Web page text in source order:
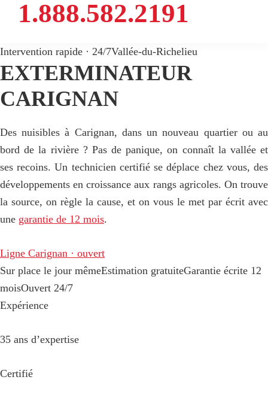
1.888.582.2191
Intervention rapide · 24/7Vallée-du-Richelieu
EXTERMINATEUR
CARIGNAN
Des nuisibles à Carignan, dans un nouveau quartier ou au
bord de la rivière ? Pas de panique, on connaît la vallée et
ses recoins. Un technicien certifié se déplace chez vous, des
développements en croissance aux rangs agricoles. On trouve
la source, on règle la cause, et on vous le met par écrit avec
une garantie de 12 mois.
Ligne Carignan · ouvert
Sur place le jour mêmeEstimation gratuiteGarantie écrite 12
moisOuvert 24/7
Expérience
35 ans d’expertise
Certifié